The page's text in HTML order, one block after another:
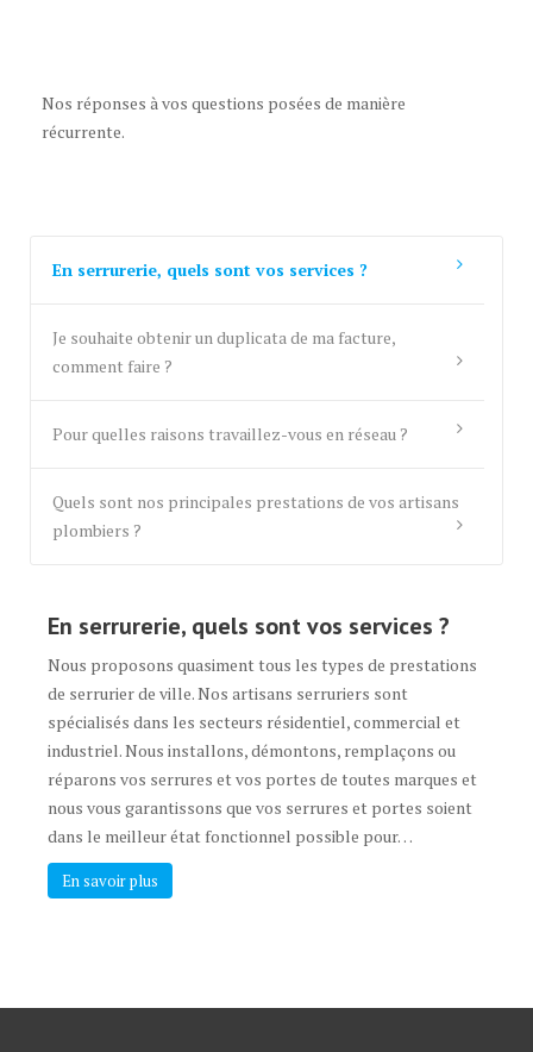
Nos réponses à vos questions posées de manière
récurrente.
En serrurerie, quels sont vos services ?
Je souhaite obtenir un duplicata de ma facture,
comment faire ?
Pour quelles raisons travaillez-vous en réseau ?
Quels sont nos principales prestations de vos artisans
plombiers ?
En serrurerie, quels sont vos services ?
Nous proposons quasiment tous les types de prestations
de serrurier de ville. Nos artisans serruriers sont
spécialisés dans les secteurs résidentiel, commercial et
industriel. Nous installons, démontons, remplaçons ou
réparons vos serrures et vos portes de toutes marques et
nous vous garantissons que vos serrures et portes soient
dans le meilleur état fonctionnel possible pour…
En savoir plus